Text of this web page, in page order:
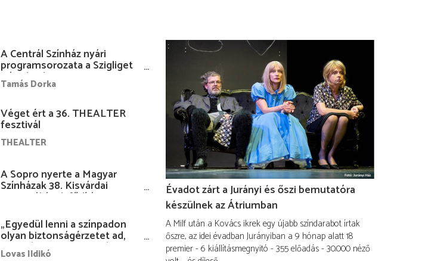
A Centrál Színház nyári
programsorozata a Szigliget
Várudvarban
Tamás Dorka
Véget ért a 36. THEALTER
fesztivál
THEALTER
A Sopro nyerte a Magyar
Színházak 38. Kisvárdai
Fesztiváljának fődíját
„Egyedül lenni a színpadon
olyan biztonságérzetet ad,
hogy lám, mindenki más
Lovas Ildikó
Évadot zárt a Jurányi és őszi bemutatóra
készülnek az Átriumban
A Milf után a Kovács ikrek egy újabb színdarabot írtak
őszre, az idei évadban Jurányiban a 9 hónap alatt 18
premier - 6 kiállításmegnyitó - 355 előadás - 30.000 néző